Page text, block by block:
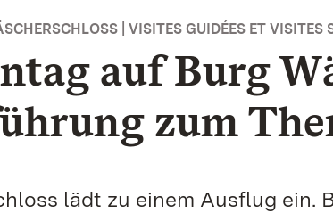
| VISITES GUIDÉES ET VISITES
auf Burg
zum
lädt zu einem Ausflug ein.